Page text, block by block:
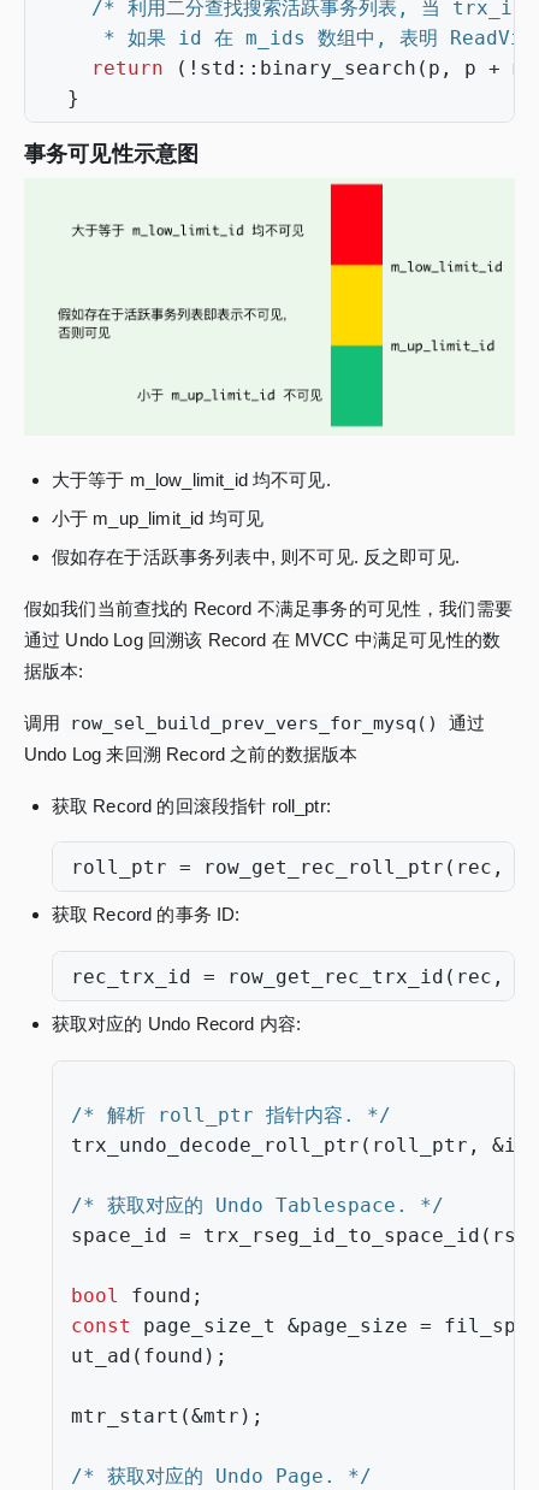
* 如果 id 在 m_ids 数组中, 表明 ReadView
return
( ! std :: binary_search ( p , p +
}
事务可见性示意图
大于等于 m_low_limit_id 均不可见.
小于 m_up_limit_id 均可见
假如存在于活跃事务列表中, 则不可见. 反之即可见.
假如我们当前查找的 Record 不满足事务的可见性，我们需要
通过 Undo Log 回溯该 Record 在 MVCC 中满足可见性的数
据版本:
调用 row_sel_build_prev_vers_for_mysq()
通过
Undo Log 来回溯 Record 之前的数据版本
获取 Record 的回滚段指针 roll_ptr:
roll_ptr = row_get_rec_roll_ptr ( rec ,
获取 Record 的事务 ID:
rec_trx_id = row_get_rec_trx_id ( rec ,
获取对应的 Undo Record 内容:
/* 解析 roll_ptr 指针内容. */
trx_undo_decode_roll_ptr ( roll_ptr , &
/* 获取对应的 Undo Tablespace. */
space_id
= trx_rseg_id_to_space_id (
bool found ;
const
page_size_t &page_size =
ut_ad ( found );
mtr_start (&mtr );
/* 获取对应的 Undo Page. */